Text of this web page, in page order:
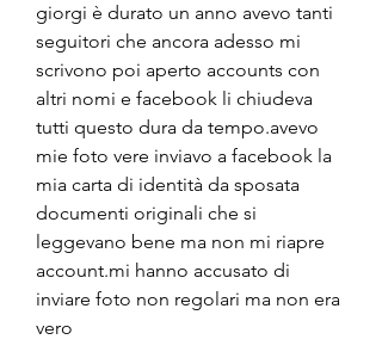
giorgi è durato un anno avevo tanti
seguitori che ancora adesso mi
scrivono poi aperto accounts con
altri nomi e facebook li chiudeva
tutti questo dura da tempo.avevo
mie foto vere inviavo a facebook la
mia carta di identità da sposata
documenti originali che si
leggevano bene ma non mi riapre
account.mi hanno accusato di
inviare foto non regolari ma non era
vero